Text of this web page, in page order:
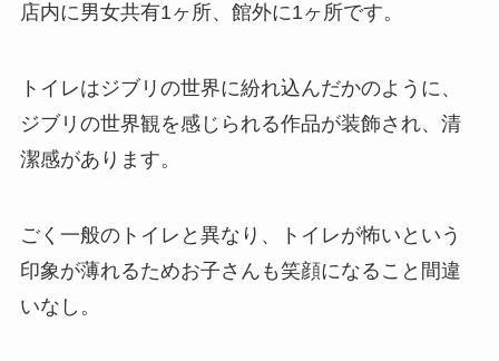
店内に男女共有1ヶ所、館外に1ヶ所です。
トイレはジブリの世界に紛れ込んだかのように、
ジブリの世界観を感じられる作品が装飾され、清
潔感があります。
ごく一般のトイレと異なり、トイレが怖いという
印象が薄れるためお子さんも笑顔になること間違
いなし。